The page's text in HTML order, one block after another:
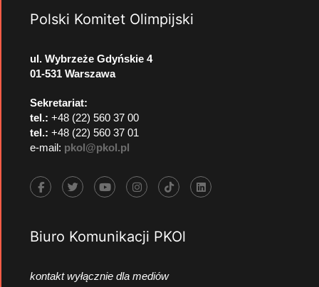
Polski Komitet Olimpijski
ul. Wybrzeże Gdyńskie 4
01-531 Warszawa
Sekretariat:
tel.: +48 (22) 560 37 00
tel.: +48 (22) 560 37 01
e-mail: pkol@pkol.pl
Biuro Komunikacji PKOl
kontakt wyłącznie dla mediów